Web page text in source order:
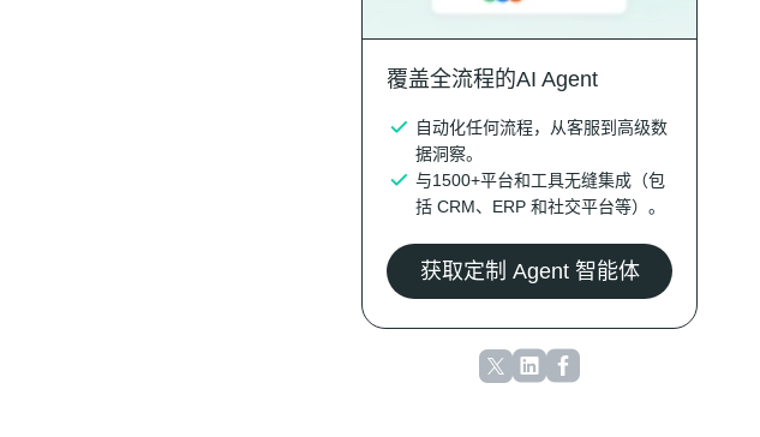
覆盖全流程的AI Agent
自动化任何流程，从客服到高级数
据洞察。
与1500+平台和工具无缝集成（包
括 CRM、ERP 和社交平台等）。
获取定制 Agent 智能体